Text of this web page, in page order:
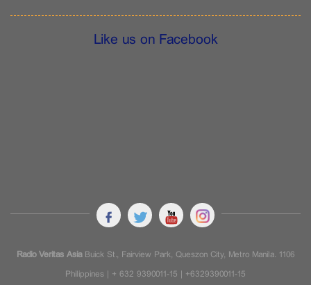
Like us on Facebook
Radio Veritas AsiaBuick St., Fairview Park, Queszon City, Metro Manila. 1106
Philippines | + 632 9390011-15 | +6329390011-15